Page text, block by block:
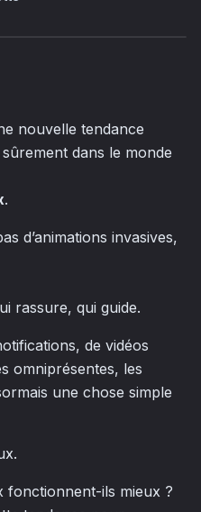
nouvelle tendance
dans le monde
.
d’animations invasives,
rassure, qui guide.
de vidéos
omniprésentes, les
une chose simple
fonctionnent-ils mieux ?